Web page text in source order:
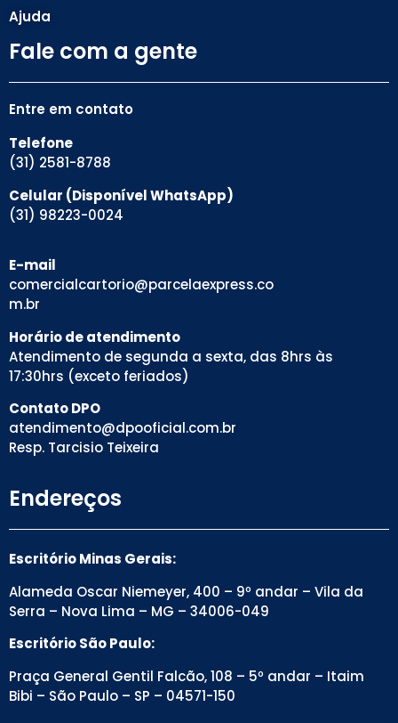
Ajuda
Fale com a gente
Entre em contato
Telefone
(31) 2581-8788
Celular (Disponível WhatsApp)
(31) 98223-0024
E-mail
comercialcartorio@parcelaexpress.co
m.br
Horário de atendimento
Atendimento de segunda a sexta, das 8hrs às
17:30hrs (exceto feriados)
Contato DPO
atendimento@dpooficial.com.br
Resp. Tarcisio Teixeira
Endereços
Escritório Minas Gerais:
Alameda Oscar Niemeyer, 400 – 9º andar – Vila da
Serra – Nova Lima – MG – 34006-049
Escritório São Paulo:
Praça General Gentil Falcão, 108 – 5º andar – Itaim
Bibi – São Paulo – SP – 04571-150